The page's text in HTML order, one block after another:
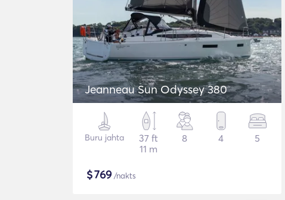
Jeanneau Sun Odyssey 380
Buru jahta
37 ft
11 m
8 4 5
$769/nakts